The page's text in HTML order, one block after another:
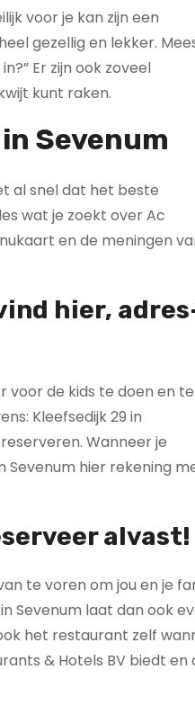
voor je kan zijn een
gezellig en lekker.
Er zijn ook zoveel
kunt raken.
Sevenum
al snel dat het beste
wat je zoekt over Ac
en de meningen
hier,
voor de kids te doen en
Kleefsedijk 29 in
Wanneer je
Sevenum hier rekening
alvast!
te voren om jou en je
Sevenum laat dan ook
het restaurant zelf
& Hotels BV biedt en